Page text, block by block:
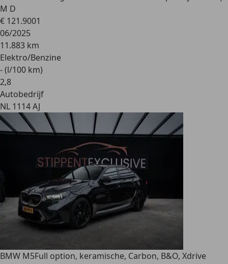
M D
€ 121.9001
06/2025
11.883 km
Elektro/Benzine
- (l/100 km)
2,8
Autobedrijf
NL 1114 AJ
BMW M5Full option, keramische, Carbon, B&O, Xdrive